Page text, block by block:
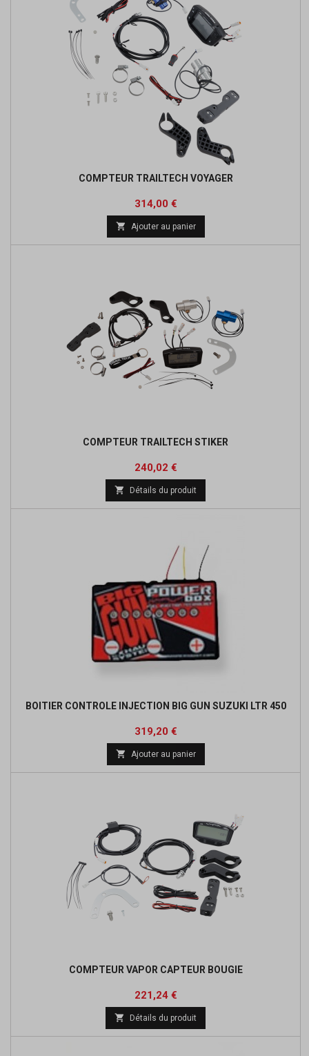
COMPTEUR TRAILTECH VOYAGER
Prix
314,00 €Prix
de
base
 Ajouter au panier
COMPTEUR TRAILTECH STIKER
Prix
240,02 €
 Détails du produit
BOITIER CONTROLE INJECTION BIG GUN SUZUKI LTR 450
Prix
319,20 €Prix
de
base
 Ajouter au panier
COMPTEUR VAPOR CAPTEUR BOUGIE
Prix
221,24 €Prix
de
base
 Détails du produit